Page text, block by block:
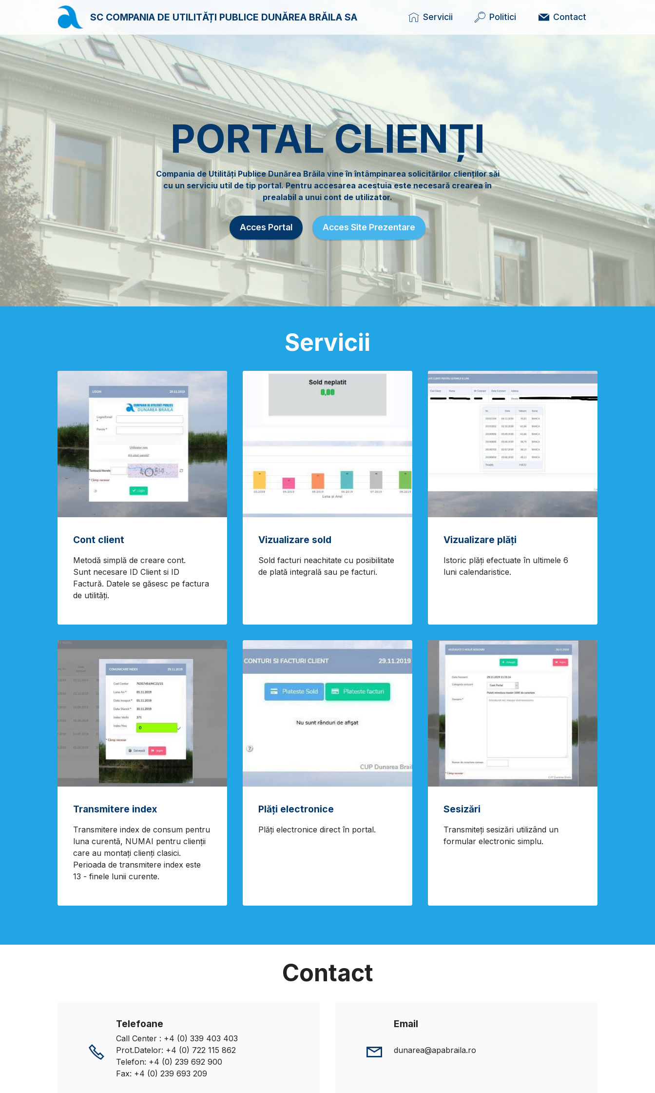
SC COMPANIA DE UTILITĂȚI PUBLICE DUNĂREA BRĂILA SA Servicii Politici Contact
PORTAL CLIENȚI
Compania de Utilități Publice Dunărea Brăila vine în întâmpinarea solicitărilor clienților săi
cu un serviciu util de tip portal. Pentru accesarea acestuia este necesară crearea în
prealabil a unui cont de utilizator.
Acces Portal Acces Site Prezentare
Servicii
Cont client
Metodă simplă de creare cont.
Sunt necesare ID Client si ID
Factură. Datele se găsesc pe factura
de utilități.
Vizualizare sold
Sold facturi neachitate cu posibilitate
de plată integrală sau pe facturi.
Vizualizare plăți
Istoric plăți efectuate în ultimele 6
luni calendaristice.
Transmitere index
Transmitere index de consum pentru
luna curentă, NUMAI pentru clienții
care au montați clienți clasici.
Perioada de transmitere index este
13 - finele lunii curente.
Plăți electronice
Plăți electronice direct în portal.
Sesizări
Transmiteți sesizări utilizând un
formular electronic simplu.
Contact
Telefoane
Call Center : +4 (0) 339 403 403
Prot.Datelor: +4 (0) 722 115 862
Telefon: +4 (0) 239 692 900
Fax: +4 (0) 239 693 209
Email
dunarea@apabraila.ro